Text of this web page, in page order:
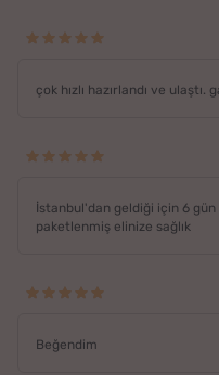
çok hızlı hazırlandı ve
İstanbul'dan geldiği için 6
paketlenmiş elinize sağlık
Beğendim